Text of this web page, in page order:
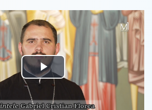
Play
Video